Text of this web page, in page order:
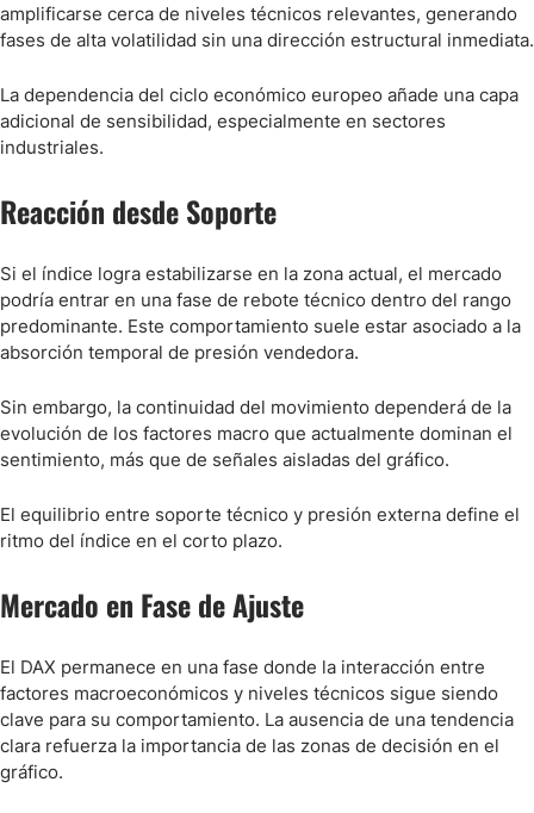
amplificarse cerca de niveles técnicos relevantes, generando
fases de alta volatilidad sin una dirección estructural inmediata.
La dependencia del ciclo económico europeo añade una capa
adicional de sensibilidad, especialmente en sectores
industriales.
Reacción desde Soporte
Si el índice logra estabilizarse en la zona actual, el mercado
podría entrar en una fase de rebote técnico dentro del rango
predominante. Este comportamiento suele estar asociado a la
absorción temporal de presión vendedora.
Sin embargo, la continuidad del movimiento dependerá de la
evolución de los factores macro que actualmente dominan el
sentimiento, más que de señales aisladas del gráfico.
El equilibrio entre soporte técnico y presión externa define el
ritmo del índice en el corto plazo.
Mercado en Fase de Ajuste
El DAX permanece en una fase donde la interacción entre
factores macroeconómicos y niveles técnicos sigue siendo
clave para su comportamiento. La ausencia de una tendencia
clara refuerza la importancia de las zonas de decisión en el
gráfico.